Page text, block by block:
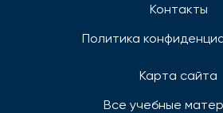
Контакты
Политика
Карта сайта
Все учебные